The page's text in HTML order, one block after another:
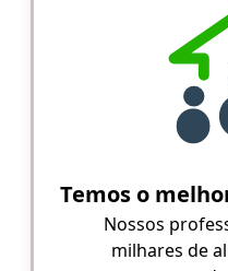
Temos o
Nossos
milhares de